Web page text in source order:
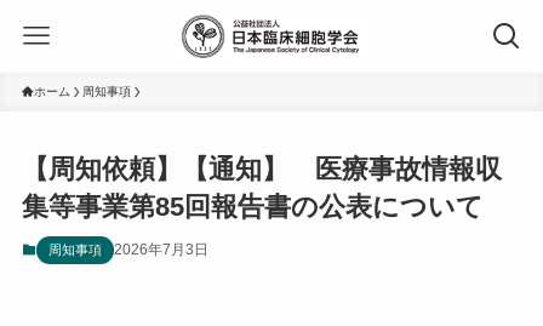
ホーム 周知事項
【周知依頼】【通知】 医療事故情報収
集等事業第85回報告書の公表について
周知事項 2026年7月3日